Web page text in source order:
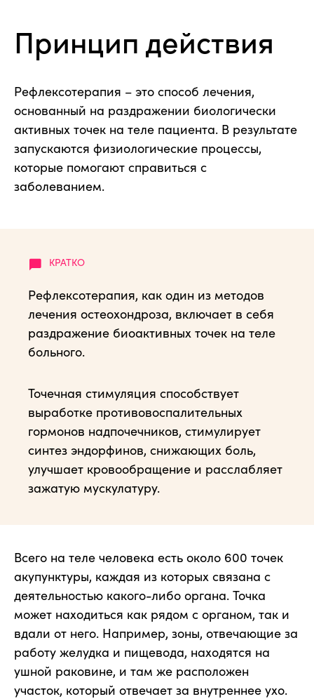
Принцип действия
Рефлексотерапия – это способ лечения,
основанный на раздражении биологически
активных точек на теле пациента. В результате
запускаются физиологические процессы,
которые помогают справиться с
заболеванием.
Рефлексотерапия, как один из методов
лечения остеохондроза, включает в себя
раздражение биоактивных точек на теле
больного.
Точечная стимуляция способствует
выработке противовоспалительных
гормонов надпочечников, стимулирует
синтез эндорфинов, снижающих боль,
улучшает кровообращение и расслабляет
зажатую мускулатуру.
Всего на теле человека есть около 600 точек
акупунктуры, каждая из которых связана с
деятельностью какого-либо органа. Точка
может находиться как рядом с органом, так и
вдали от него. Например, зоны, отвечающие за
работу желудка и пищевода, находятся на
ушной раковине, и там же расположен
участок, который отвечает за внутреннее ухо.